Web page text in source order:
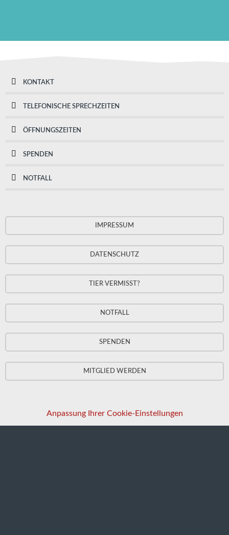
KONTAKT
TELEFONISCHE SPRECHZEITEN
ÖFFNUNGSZEITEN
SPENDEN
NOTFALL
IMPRESSUM
DATENSCHUTZ
TIER VERMISST?
NOTFALL
SPENDEN
MITGLIED WERDEN
Anpassung Ihrer Cookie-Einstellungen